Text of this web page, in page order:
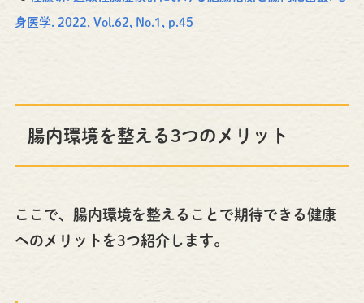
身医学. 2022, Vol.62, No.1, p.45
腸内環境を整える3つのメリット
ここで、腸内環境を整えることで期待できる健康
へのメリットを3つ紹介します。